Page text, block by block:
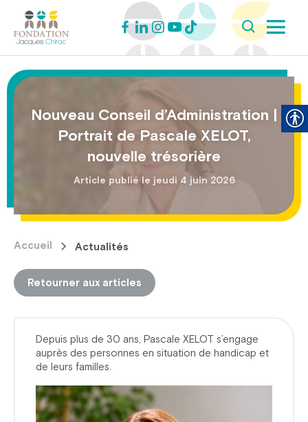
Nouveau Conseil d’Administration |
Portrait de Pascale XELOT,
nouvelle trésorière
Article publié le jeudi 4 juin 2026
Accueil Actualités
Retourner aux articles
Depuis plus de 30 ans, Pascale XELOT s’engage
auprès des personnes en situation de handicap et
de leurs familles.